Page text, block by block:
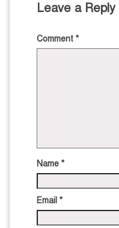
Leave a Reply
Comment *
Name *
Email *